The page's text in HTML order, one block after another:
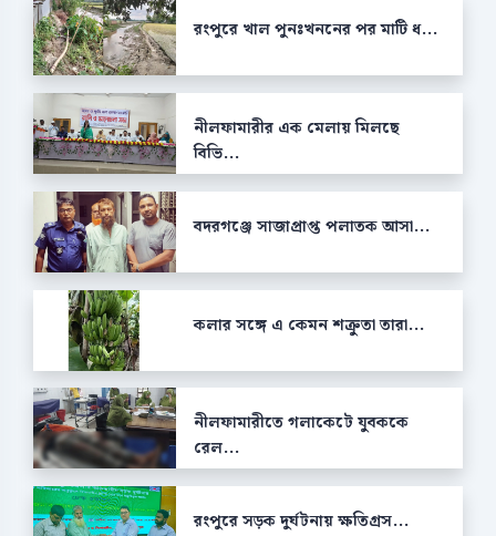
রংপুরে খাল পুনঃখননের পর মাটি ধ...
নীলফামারীর এক মেলায় মিলছে
বিভি...
বদরগঞ্জে সাজাপ্রাপ্ত পলাতক আসা...
কলার সঙ্গে এ কেমন শক্রুতা তারা...
নীলফামারীতে গলাকেটে যুবককে
রেল...
রংপুরে সড়ক দুর্ঘটনায় ক্ষতিগ্রস...